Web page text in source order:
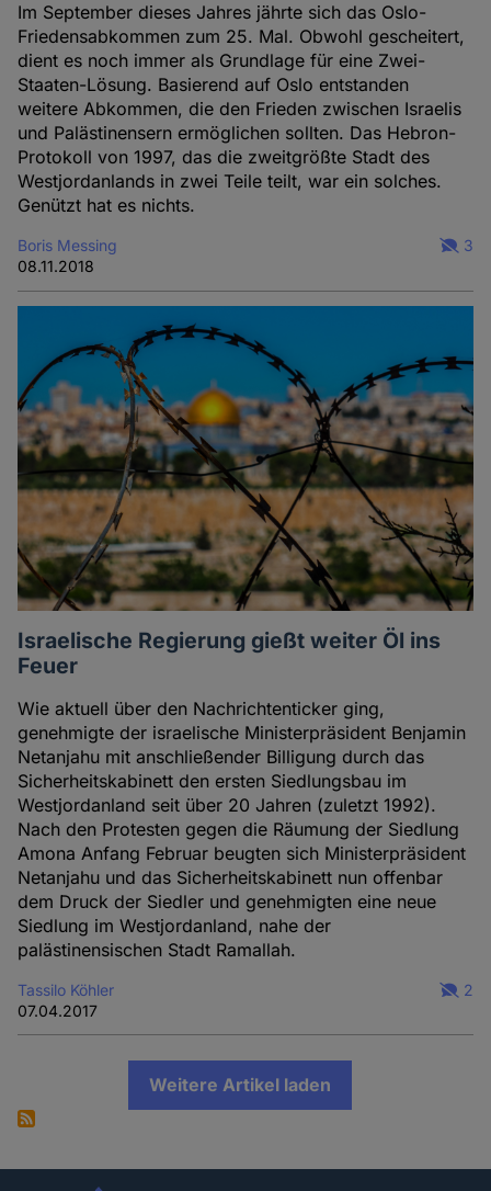
Im September dieses Jahres jährte sich das Oslo-
Friedensabkommen zum 25. Mal. Obwohl gescheitert,
dient es noch immer als Grundlage für eine Zwei-
Staaten-Lösung. Basierend auf Oslo entstanden
weitere Abkommen, die den Frieden zwischen Israelis
und Palästinensern ermöglichen sollten. Das Hebron-
Protokoll von 1997, das die zweitgrößte Stadt des
Westjordanlands in zwei Teile teilt, war ein solches.
Genützt hat es nichts.
Boris Messing
08.11.2018
3
Israelische Regierung gießt weiter Öl ins
Feuer
Wie aktuell über den Nachrichtenticker ging,
genehmigte der israelische Ministerpräsident Benjamin
Netanjahu mit anschließender Billigung durch das
Sicherheitskabinett den ersten Siedlungsbau im
Westjordanland seit über 20 Jahren (zuletzt 1992).
Nach den Protesten gegen die Räumung der Siedlung
Amona Anfang Februar beugten sich Ministerpräsident
Netanjahu und das Sicherheitskabinett nun offenbar
dem Druck der Siedler und genehmigten eine neue
Siedlung im Westjordanland, nahe der
palästinensischen Stadt Ramallah.
Tassilo Köhler
07.04.2017
2
Weitere Artikel laden